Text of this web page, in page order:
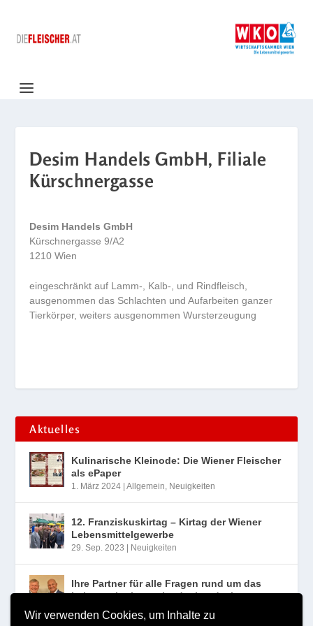
Wir verwenden Cookies, um Inhalte zu
Desim Handels GmbH, Filiale
Kürschnergasse
Desim Handels GmbH
Kürschnergasse 9/A2
1210 Wien
eingeschränkt auf Lamm-, Kalb-, und Rindfleisch,
ausgenommen das Schlachten und Aufarbeiten ganzer
Tierkörper, weiters ausgenommen Wursterzeugung
Aktuelles
Kulinarische Kleinode: Die Wiener Fleischer
als ePaper
1. März 2024 |Allgemein, Neuigkeiten
12. Franziskuskirtag – Kirtag der Wiener
Lebensmittelgewerbe
29. Sep. 2023 Neuigkeiten
Ihre Partner für alle Fragen rund um das
Lebensmittelgewerbe der Landesinnung
Wien
10. Aug. 2023|Neuigkeiten